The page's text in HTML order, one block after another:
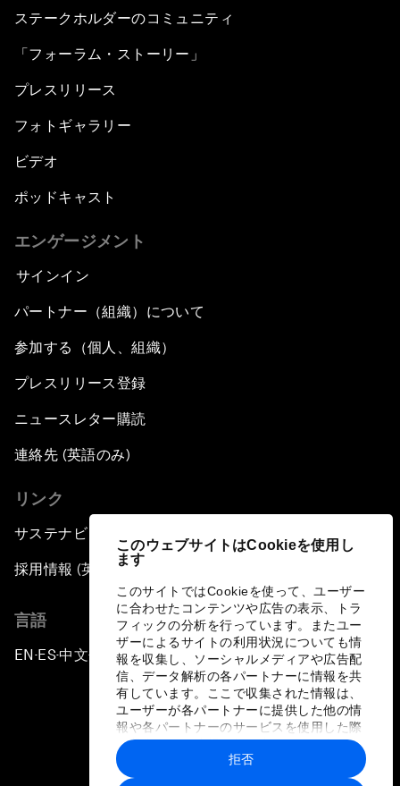
このウェブサイトはCookieを使用し
ます
このサイトではCookieを使って、ユーザー
に合わせたコンテンツや広告の表示、トラ
フィックの分析を行っています。またユー
ザーによるサイトの利用状況についても情
報を収集し、ソーシャルメディアや広告配
信、データ解析の各パートナーに情報を共
有しています。ここで収集された情報は、
ユーザーが各パートナーに提供した他の情
報や各パートナーのサービスを使用した際
に収集された情報と組み合わされ、各パー
トナーによって使用されることがありま
す。
拒否
ステークホルダーのコミュニティ
「フォーラム・ストーリー」
プレスリリース
フォトギャラリー
ビデオ
ポッドキャスト
エンゲージメント
サインイン
パートナー（組織）について
参加する（個人、組織）
プレスリリース登録
ニュースレター購読
連絡先 (英語のみ)
リンク
サステナビリティへの取り組み
採用情報 (英語のみ)
言語
EN ▪ES▪中文▪ 日本語
プライバシーポリシーと利用規約